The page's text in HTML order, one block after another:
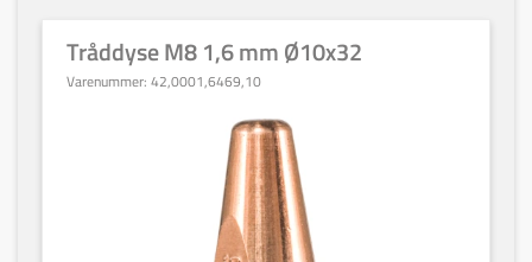
Tråddyse M8 1,6 mm Ø10x32
Varenummer: 42,0001,6469,10